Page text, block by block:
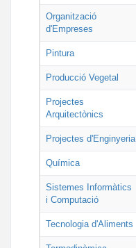
Organització
d'Empreses
Pintura
Producció Vegetal
Projectes
Arquitectònics
Projectes d'Enginyeria
Química
Sistemes Informàtics
i Computació
Tecnologia d'Aliments